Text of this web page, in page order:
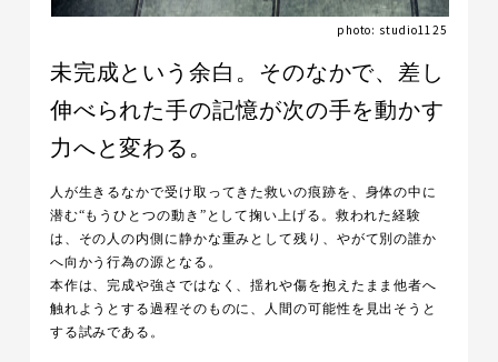
photo: studio1125
未完成という余白。そのなかで、差し
伸べられた手の記憶が次の手を動かす
力へと変わる。
人が生きるなかで受け取ってきた救いの痕跡を、身体の中に
潜む“もうひとつの動き”として掬い上げる。救われた経験
は、その人の内側に静かな重みとして残り、やがて別の誰か
へ向かう行為の源となる。
本作は、完成や強さではなく、揺れや傷を抱えたまま他者へ
触れようとする過程そのものに、人間の可能性を見出そうと
する試みである。